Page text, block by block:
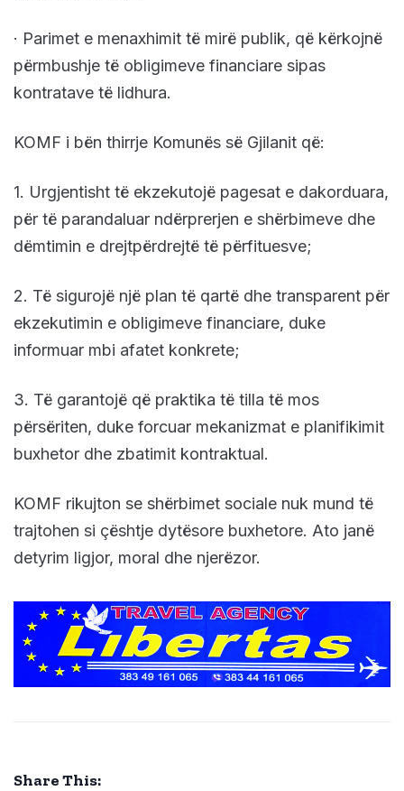
· Parimet e menaxhimit të mirë publik, që kërkojnë
përmbushje të obligimeve financiare sipas
kontratave të lidhura.
KOMF i bën thirrje Komunës së Gjilanit që:
1. Urgjentisht të ekzekutojë pagesat e dakorduara,
për të parandaluar ndërprerjen e shërbimeve dhe
dëmtimin e drejtpërdrejtë të përfituesve;
2. Të sigurojë një plan të qartë dhe transparent për
ekzekutimin e obligimeve financiare, duke
informuar mbi afatet konkrete;
3. Të garantojë që praktika të tilla të mos
përsëriten, duke forcuar mekanizmat e planifikimit
buxhetor dhe zbatimit kontraktual.
KOMF rikujton se shërbimet sociale nuk mund të
trajtohen si çështje dytësore buxhetore. Ato janë
detyrim ligjor, moral dhe njerëzor.
Share This: